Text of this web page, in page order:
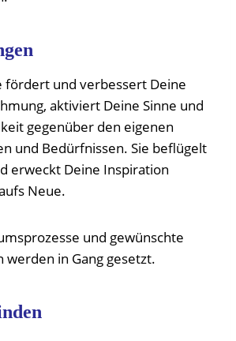
fördert und verbessert Deine
aktiviert Deine Sinne und
gegenüber den eigenen
und Bedürfnissen. Sie beflügelt
erweckt Deine Inspiration
Neue.
und gewünschte
werden in Gang gesetzt.